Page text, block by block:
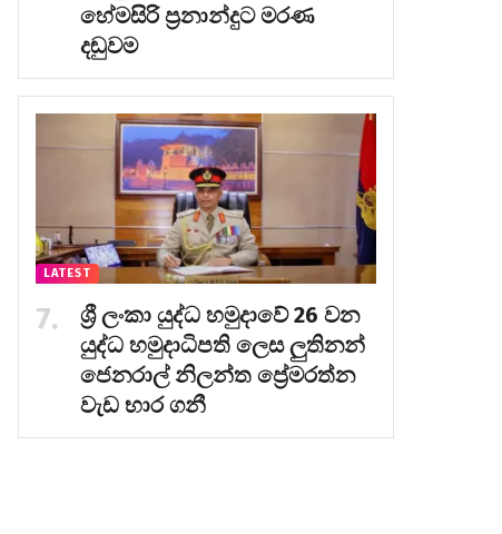
හේමසිරි ප්‍රනාන්දුට මරණ
දඬුවම
LATEST
ශ්‍රී ලංකා යුද්ධ හමුදාවේ 26 වන
යුද්ධ හමුදාධිපති ලෙස ලුතිනන්
ජෙනරාල් නිලන්ත ප්‍රේමරත්න
වැඩ භාර ගනී